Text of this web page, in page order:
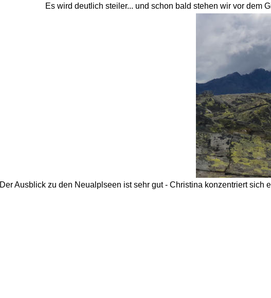
Es wird deutlich steiler... und schon bald stehen wir vor dem
Der Ausblick zu den Neualplseen ist sehr gut - Christina konzentriert sich